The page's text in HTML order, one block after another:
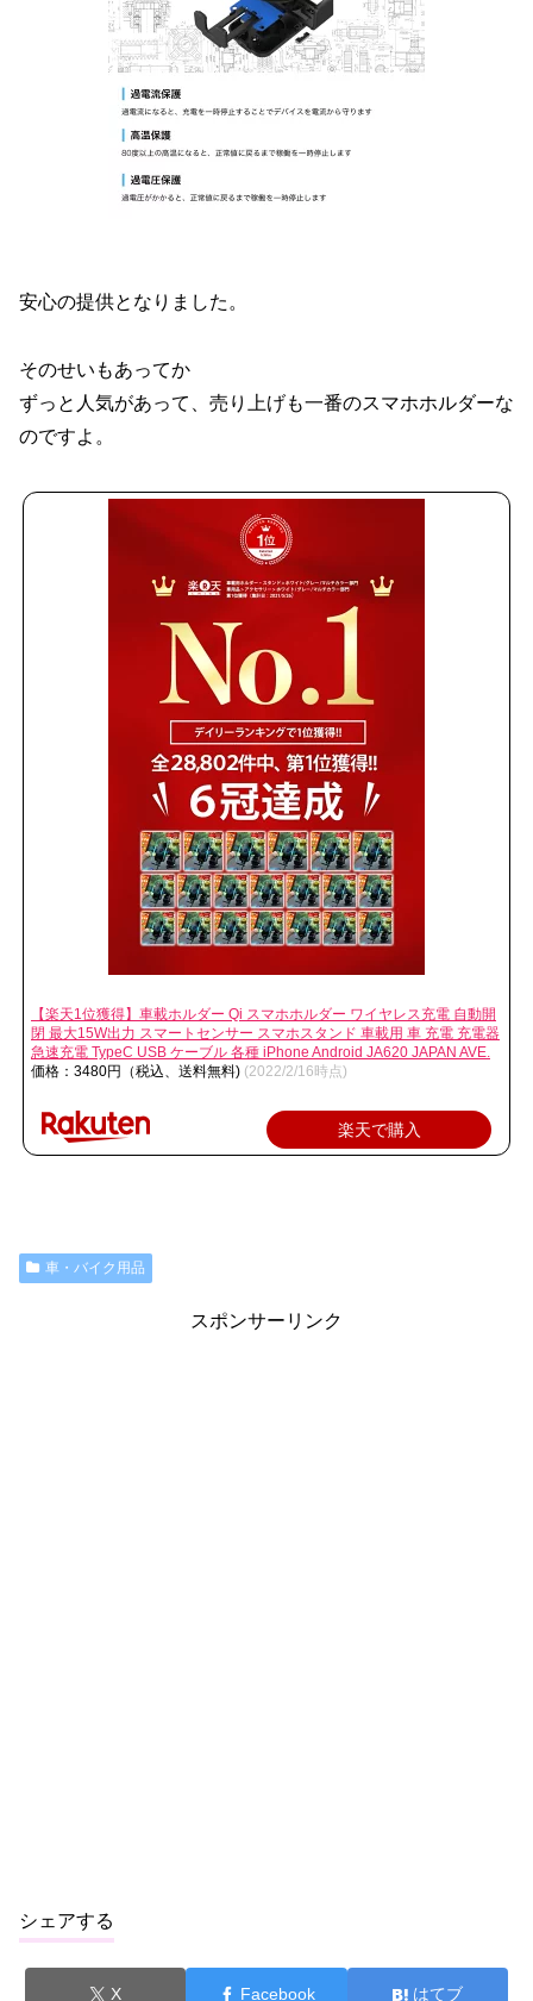
安心の提供となりました。
そのせいもあってか
ずっと人気があって、売り上げも一番のスマホホルダーな
のですよ。
【楽天1位獲得】車載ホルダー Qi スマホホルダー ワイヤレス充電 自動開
閉 最大15W出力 スマートセンサー スマホスタンド 車載用 車 充電 充電器
急速充電 TypeC USB ケーブル 各種 iPhone Android JA620 JAPAN AVE.
価格：3480円（税込、送料無料) (2022/2/16時点)
楽天で購入
車・バイク用品
スポンサーリンク
シェアする
X Facebook はてブ